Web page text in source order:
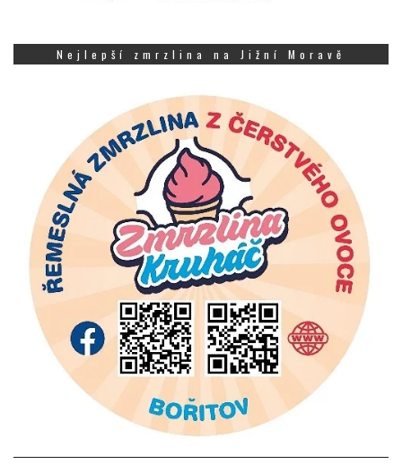
Nejlepší zmrzlina na Jižní Moravě